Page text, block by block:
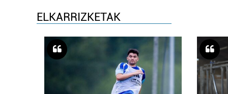
ELKARRIZKETAK